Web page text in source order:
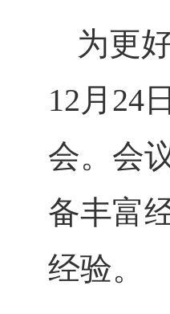
为更
12月24
会。会
备丰富
经验。